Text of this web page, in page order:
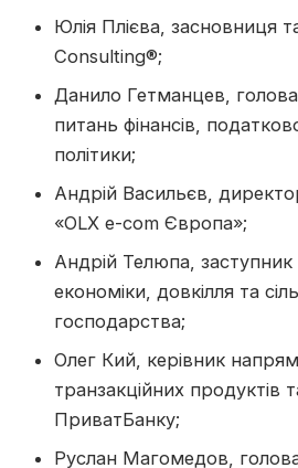
Юлія Плієва, засновниця
Consulting®;
Данило Гетманцев,
питань фінансів,
політики;
Андрій Васильєв,
«OLX e-com Європа»;
Андрій Телюпа, заступник
економіки, довкілля та
господарства;
Олег Кий, керівник
транзакційних продуктів
ПриватБанку;
Руслан Магомедов,